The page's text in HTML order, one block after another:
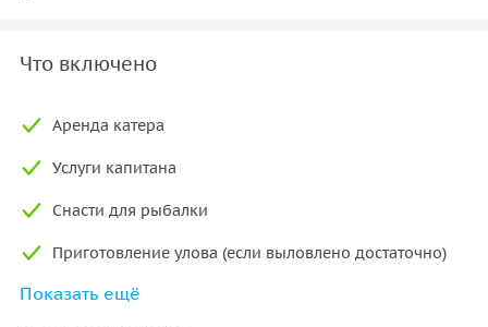
Что включено
Аренда катера
Услуги капитана
Снасти для рыбалки
Приготовление улова (если выловлено достаточно)
Трансфер от станции «Олимпийская деревня» в
Показать ещё